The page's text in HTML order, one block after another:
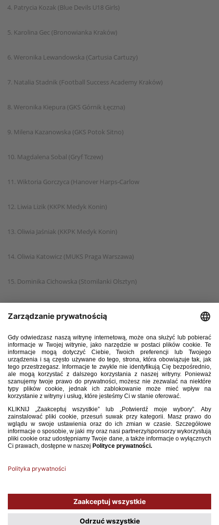
4. Patrycia Kozak (Blue Devils U18 Girls)
5. Karolina Gec (Bronowianka Kraków)
6. Weronika Lewandowska (Cartusia Cartuzy)
7. Natalia Stadnik (Football Success Academy Kraków)
8. Weronika Kiepura (GKS Górnik Łęczna)
9. Milena Kazanowska (GKS Potok Sitno)
10. Magdalena Sobal (Gryf Tczew)
11. Wiktoria Gorczyca (Hanover Harps-Carlow
12. Liwia Lizik (KKPK Medyk Konin)
13. Oliwia Jaśniak (KKPK Medyk Konin)
14. Oliwia Katowicz (MUKS Praga Warszawa)
15. Dominika Cichowska (Stomilanki Olsztyn)
18. Julia Krzyżok (TS ROW Rybnik)
19. Wiktoria Berestecka (UKS Orzeł 2010 Wałcz)
20. Paulina Sokulska (UKS 3 Staszkówka Jelna)
21. Aleksandra Cygan (UKS 3 Staszkówka Jelna)
24. Patrycja Kozarzewska (Ząbkovia Ząbki)
Używamy plików cookies, aby ułatwić Ci korzystanie z naszego serwisu
oraz do celów statystycznych. Jeśli nie blokujesz tych plików, to zgadzasz